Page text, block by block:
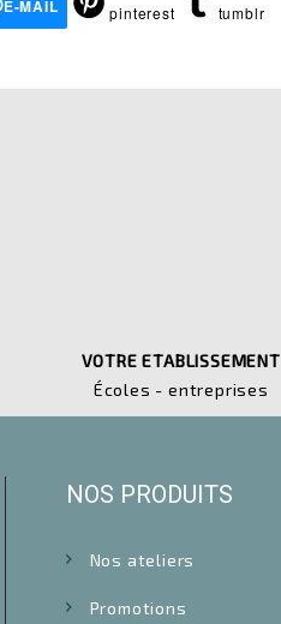
E-MAIL pinterest tumblr
VOTRE ETABLISSEMENT
Écoles - entreprises
NOS PRODUITS
Nos ateliers
Promotions